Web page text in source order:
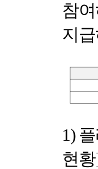
참
지
1)
현황